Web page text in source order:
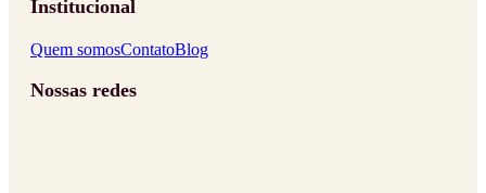
Institucional
Quem somosContatoBlog
Nossas redes